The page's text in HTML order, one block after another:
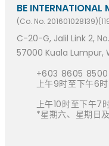
BE INTERNATIONAL
(Co. No.
C-20-G, Jalil Link 2,
57000 Kuala Lumpur,
+603 8605 8500
上午9时至下午6
上午10时至下午
*星期六、星期日